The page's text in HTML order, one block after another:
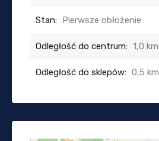
Stan: Pierwsze obłożenie
Odległość do centrum: 1,0 km
Odległość do sklepów: 0,5 km